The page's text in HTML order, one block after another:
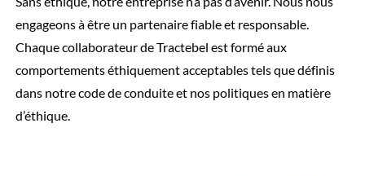
engageons à être un partenaire fiable et responsable.
Chaque collaborateur de Tractebel est formé aux
comportements éthiquement acceptables tels que définis
dans notre code de conduite et nos politiques en matière
d’éthique.